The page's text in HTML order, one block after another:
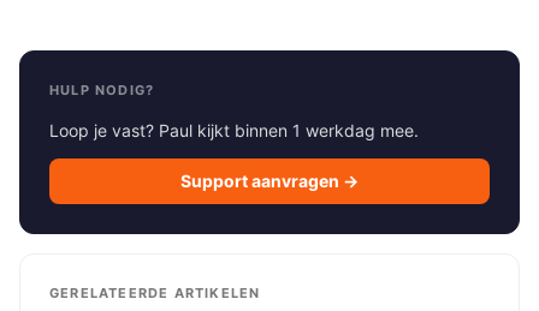
HULP NODIG?
Loop je vast? Paul kijkt binnen 1 werkdag mee.
Support aanvragen →
GERELATEERDE ARTIKELEN